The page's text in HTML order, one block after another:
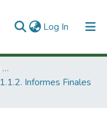
Log In (current)
1. Investigación Financiada con Recursos Públicos
1.1.2. Informes Finales